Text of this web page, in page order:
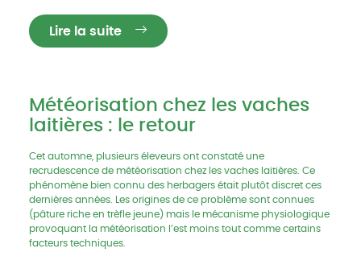
Lire la suite
Météorisation chez les vaches
laitières : le retour
Cet automne, plusieurs éleveurs ont constaté une
recrudescence de météorisation chez les vaches laitières. Ce
phénomène bien connu des herbagers était plutôt discret ces
dernières années. Les origines de ce problème sont connues
(pâture riche en trèfle jeune) mais le mécanisme physiologique
provoquant la météorisation l’est moins tout comme certains
facteurs techniques.